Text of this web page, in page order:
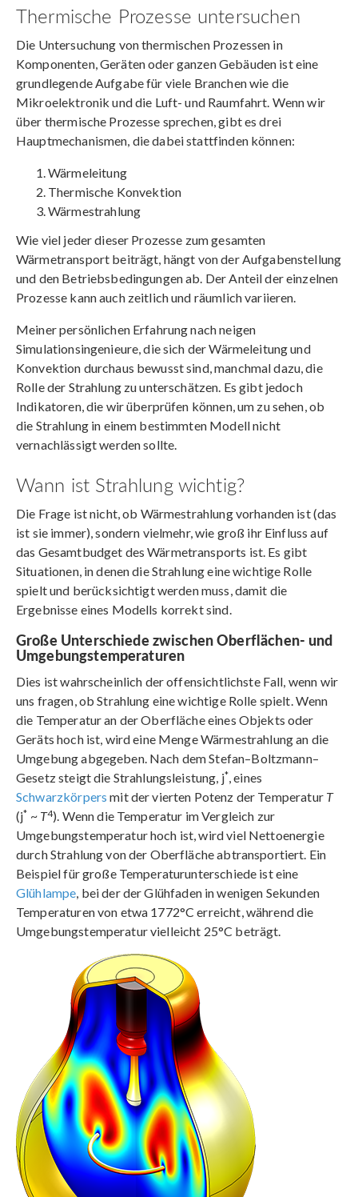
Thermische Prozesse untersuchen
Die Untersuchung von thermischen Prozessen in
Komponenten, Geräten oder ganzen Gebäuden ist eine
grundlegende Aufgabe für viele Branchen wie die
Mikroelektronik und die Luft- und Raumfahrt. Wenn wir
über thermische Prozesse sprechen, gibt es drei
Hauptmechanismen, die dabei stattfinden können:
Wärmeleitung
Thermische Konvektion
Wärmestrahlung
Wie viel jeder dieser Prozesse zum gesamten
Wärmetransport beiträgt, hängt von der Aufgabenstellung
und den Betriebsbedingungen ab. Der Anteil der einzelnen
Prozesse kann auch zeitlich und räumlich variieren.
Meiner persönlichen Erfahrung nach neigen
Simulationsingenieure, die sich der Wärmeleitung und
Konvektion durchaus bewusst sind, manchmal dazu, die
Rolle der Strahlung zu unterschätzen. Es gibt jedoch
Indikatoren, die wir überprüfen können, um zu sehen, ob
die Strahlung in einem bestimmten Modell nicht
vernachlässigt werden sollte.
Wann ist Strahlung wichtig?
Die Frage ist nicht, ob Wärmestrahlung vorhanden ist (das
ist sie immer), sondern vielmehr, wie groß ihr Einfluss auf
das Gesamtbudget des Wärmetransports ist. Es gibt
Situationen, in denen die Strahlung eine wichtige Rolle
spielt und berücksichtigt werden muss, damit die
Ergebnisse eines Modells korrekt sind.
Große Unterschiede zwischen Oberflächen- und
Umgebungstemperaturen
Dies ist wahrscheinlich der offensichtlichste Fall, wenn wir
uns fragen, ob Strahlung eine wichtige Rolle spielt. Wenn
die Temperatur an der Oberfläche eines Objekts oder
Geräts hoch ist, wird eine Menge Wärmestrahlung an die
Umgebung abgegeben. Nach dem Stefan–Boltzmann–
Gesetz steigt die Strahlungsleistung, j* , eines
Schwarzkörpers mit der vierten Potenz der Temperatur T
(j* ~ T4). Wenn die Temperatur im Vergleich zur
Umgebungstemperatur hoch ist, wird viel Nettoenergie
durch Strahlung von der Oberfläche abtransportiert. Ein
Beispiel für große Temperaturunterschiede ist eine
Glühlampe , bei der der Glühfaden in wenigen Sekunden
Temperaturen von etwa 1772°C erreicht, während die
Umgebungstemperatur vielleicht 25°C beträgt.